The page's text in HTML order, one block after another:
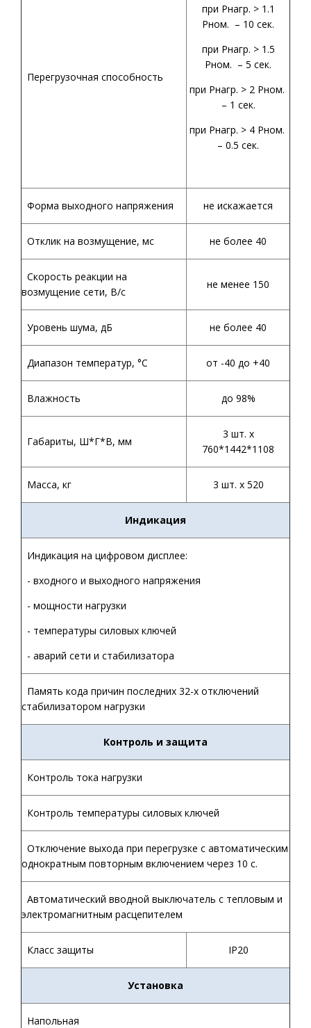
Перегрузочная способность
при Рнагр. > 1.1
Рном. – 10 сек.
при Рнагр. > 1.5
Рном. – 5 сек.
при Рнагр. > 2 Рном.
– 1 сек.
при Рнагр. > 4 Рном.
– 0.5 сек.
Форма выходного напряжения не искажается
Отклик на возмущение, мс не более 40
Скорость реакции на
возмущение сети, В/с
не менее 150
Уровень шума, дБ не более 40
Диапазон температур, °С от -40 до +40
Влажность до 98%
Габариты, Ш*Г*В, мм
3 шт. х
760*1442*1108
Масса, кг 3 шт. х 520
Индикация
Индикация на цифровом дисплее:
- входного и выходного напряжения
- мощности нагрузки
- температуры силовых ключей
- аварий сети и стабилизатора
Память кода причин последних 32-х отключений
стабилизатором нагрузки
Контроль и защита
Контроль тока нагрузки
Контроль температуры силовых ключей
Отключение выхода при перегрузке с автоматическим
однократным повторным включением через 10 с.
Автоматический вводной выключатель с тепловым и
электромагнитным расцепителем
Класс защиты IP20
Установка
Напольная